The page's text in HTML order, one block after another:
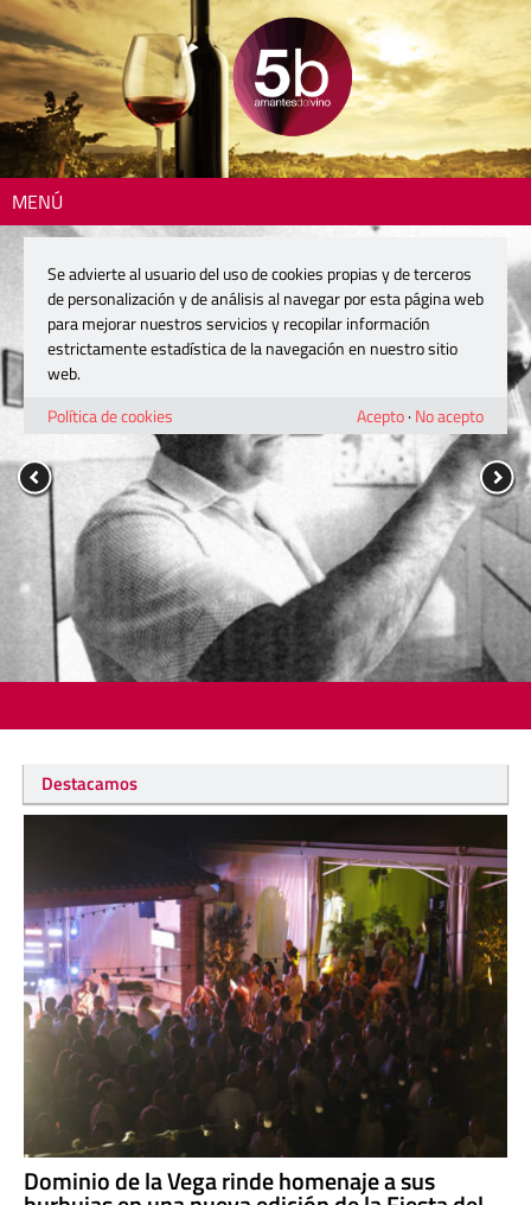
MENÚ
Destacamos
Dominio de la Vega rinde homenaje a sus
Se advierte al usuario del uso de cookies propias y de terceros
de personalización y de análisis al navegar por esta página web
para mejorar nuestros servicios y recopilar información
estrictamente estadística de la navegación en nuestro sitio
web.
Política de cookies
Acepto· No acepto